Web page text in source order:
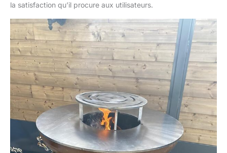
la satisfaction qu’il procure aux utilisateurs.